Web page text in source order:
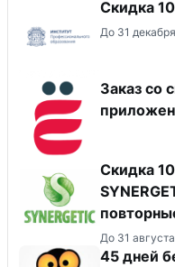
Скидка
До 31
Заказ со
Скидка
До 31
45 дней